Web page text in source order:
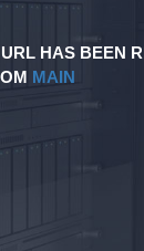
HAS BEEN
MAIN